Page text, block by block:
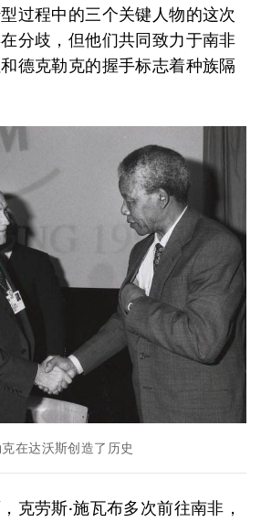
过程中的三个关键人物的这次
分歧，但他们共同致力于南非
德克勒克的握手标志着种族隔
在达沃斯创造了历史
克劳斯·施瓦布多次前往南非，